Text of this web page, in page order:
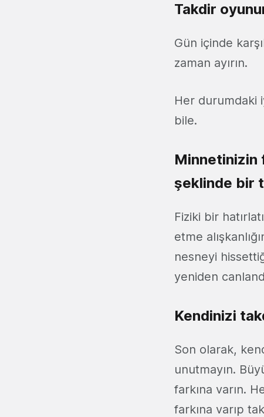
Takdir
Gün içinde
zaman ayırın.
Her durumdaki
bile.
Minnetinizin
şeklinde bir
Fiziki bir
etme
nesneyi
yeniden
Kendinizi
Son olarak,
unutmayın.
farkına varın.
farkına varıp